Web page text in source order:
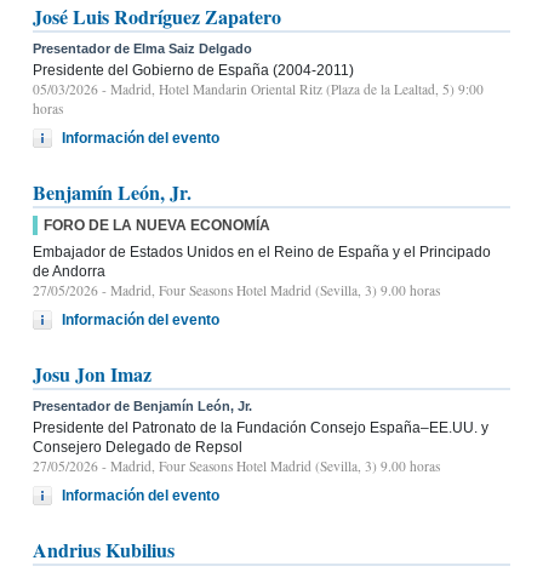
José Luis Rodríguez Zapatero
Presentador de Elma Saiz Delgado
Presidente del Gobierno de España (2004-2011)
05/03/2026 - Madrid, Hotel Mandarin Oriental Ritz (Plaza de la Lealtad, 5) 9:00
horas
Información del evento
Benjamín León, Jr.
FORO DE LA NUEVA ECONOMÍA
Embajador de Estados Unidos en el Reino de España y el Principado
de Andorra
27/05/2026 - Madrid, Four Seasons Hotel Madrid (Sevilla, 3) 9.00 horas
Información del evento
Josu Jon Imaz
Presentador de Benjamín León, Jr.
Presidente del Patronato de la Fundación Consejo España–EE.UU. y
Consejero Delegado de Repsol
27/05/2026 - Madrid, Four Seasons Hotel Madrid (Sevilla, 3) 9.00 horas
Información del evento
Andrius Kubilius